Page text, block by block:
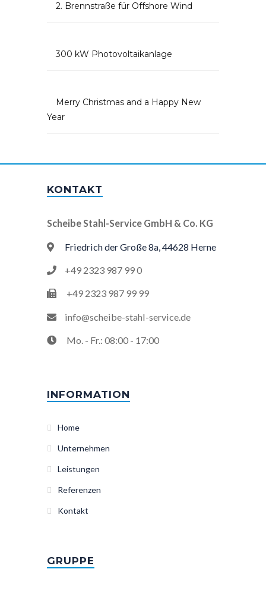
2. Brennstraße für Offshore Wind
300 kW Photovoltaikanlage
Merry Christmas and a Happy New
Year
KONTAKT
Scheibe Stahl-Service GmbH & Co. KG
Friedrich der Große 8a, 44628 Herne
+49 2323 987 99 0
+49 2323 987 99 99
info@scheibe-stahl-service.de
Mo. - Fr.: 08:00 - 17:00
INFORMATION
Home
Unternehmen
Leistungen
Referenzen
Kontakt
GRUPPE